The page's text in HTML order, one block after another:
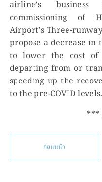
airline’s
commissioning of
Airport’s Three-
propose a decrease
to lower the cost of
departing from or
speeding up the
to the pre-COVID levels.
***
ก่อนหน้า